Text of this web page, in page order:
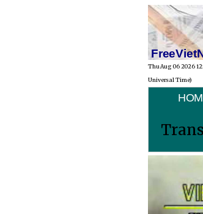
Thu Aug 06 2026
Universal Time)